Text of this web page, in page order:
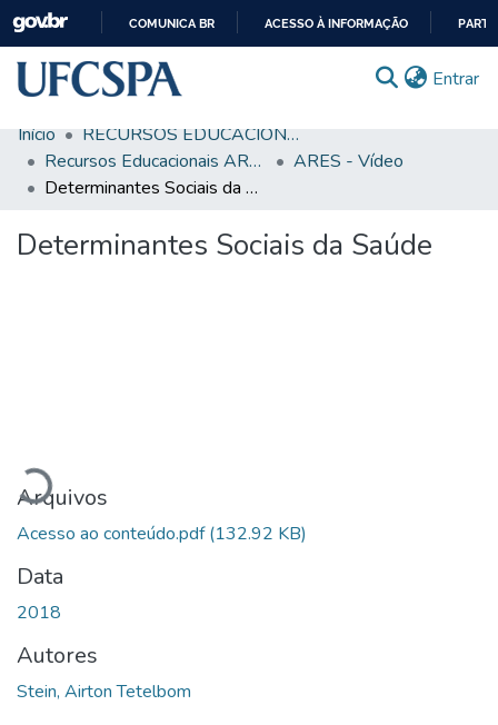
CONTEÚDO
COMUNICA BR ACESSO À INFORMAÇÃO
Entrar
Comunidades & Coleções
Busca Facetada
Estatísticas
Início
RECURSOS EDUCACIONAIS
Recursos Educacionais ARES/UNA-SUS
ARES - Vídeo
Determinantes Sociais da Saúde
Determinantes Sociais da Saúde
Arquivos
Acesso ao conteúdo.pdf(132.92 KB)
Data
2018
Autores
Stein, Airton Tetelbom